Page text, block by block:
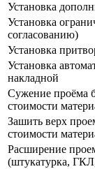
Установка
Установка
согласованию)
Установка
Установка
накладной
Сужение проёма
стоимости
Зашить верх
стоимости
Расширение
(штукатурка,